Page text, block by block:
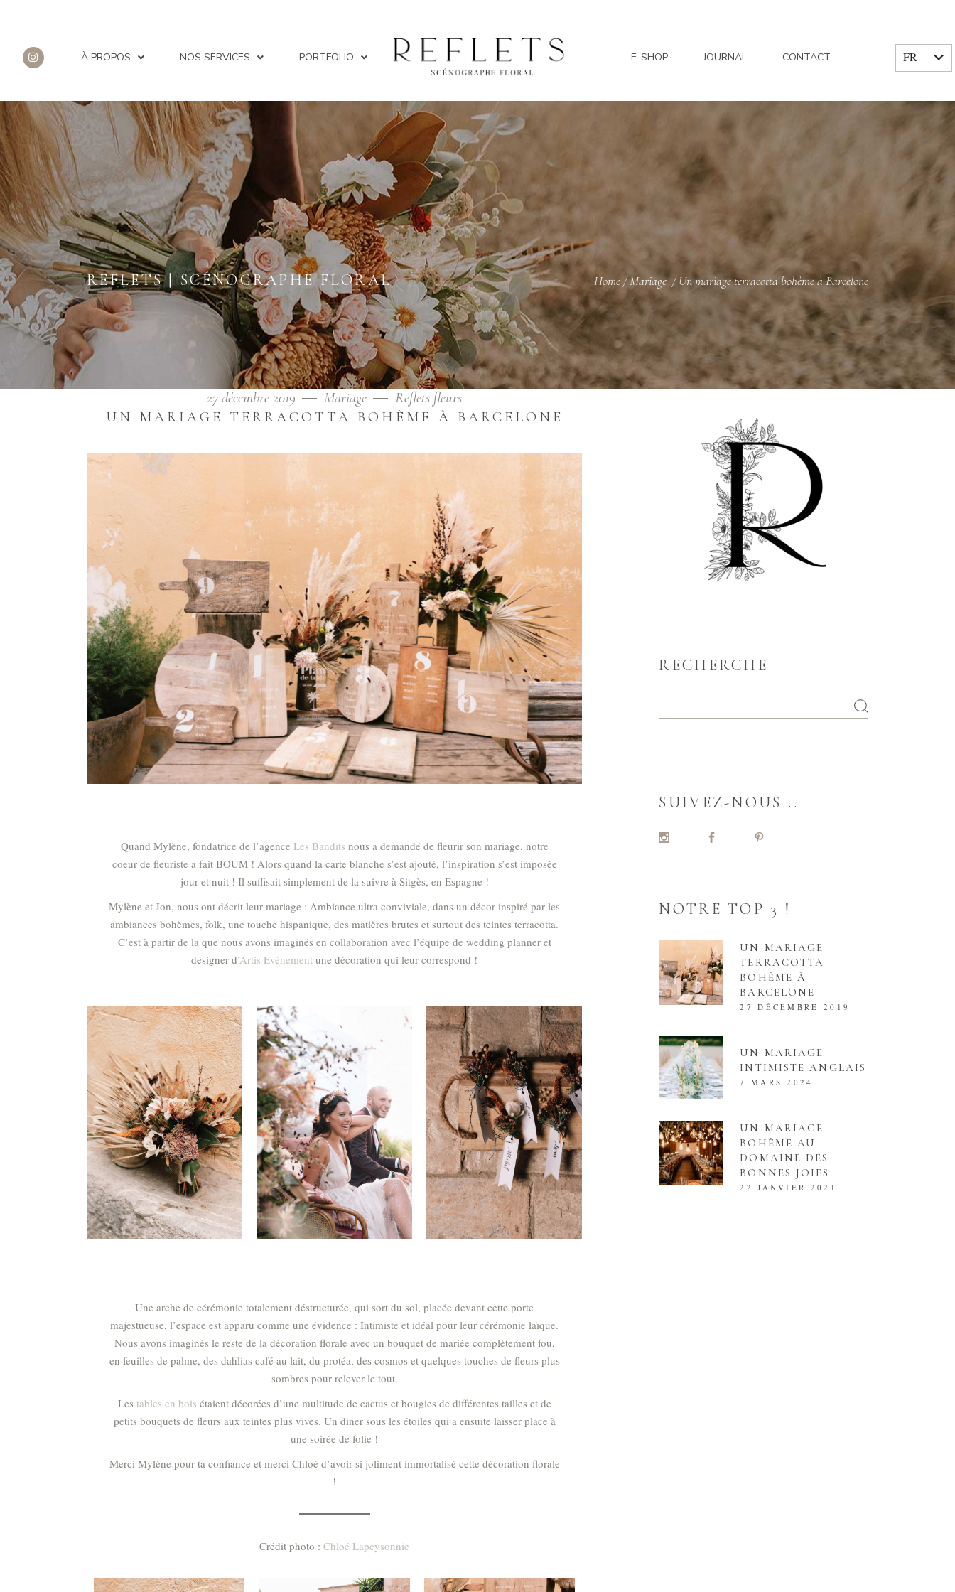
À PROPOS NOS SERVICES PORTFOLIO E-SHOP JOURNAL CONTACT
FR
REFLETS | SCÉNOGRAPHE FLORAL Home/Mariage/Un mariage terracotta bohème à Barcelone
27 décembre 2019 Mariage Reflets fleurs
UN MARIAGE TERRACOTTA BOHÈME À BARCELONE
Quand Mylène, fondatrice de l’agence Les Bandits nous a demandé de fleurir son mariage, notre
coeur de fleuriste a fait BOUM ! Alors quand la carte blanche s’est ajouté, l’inspiration s’est imposée
jour et nuit ! Il suffisait simplement de la suivre à Sitgès, en Espagne !
Mylène et Jon, nous ont décrit leur mariage : Ambiance ultra conviviale, dans un décor inspiré par les
ambiances bohèmes, folk, une touche hispanique, des matières brutes et surtout des teintes terracotta.
C’est à partir de la que nous avons imaginés en collaboration avec l’équipe de wedding planner et
designer d’Artis Evénement une décoration qui leur correspond !
Une arche de cérémonie totalement déstructurée, qui sort du sol, placée devant cette porte
majestueuse, l’espace est apparu comme une évidence : Intimiste et idéal pour leur cérémonie laïque.
Nous avons imaginés le reste de la décoration florale avec un bouquet de mariée complètement fou,
en feuilles de palme, des dahlias café au lait, du protéa, des cosmos et quelques touches de fleurs plus
sombres pour relever le tout.
Les tables en bois étaient décorées d’une multitude de cactus et bougies de différentes tailles et de
petits bouquets de fleurs aux teintes plus vives. Un diner sous les étoiles qui a ensuite laisser place à
une soirée de folie !
Merci Mylène pour ta confiance et merci Chloé d’avoir si joliment immortalisé cette décoration florale
!
Crédit photo : Chloé Lapeysonnie
RECHERCHE
SUIVEZ-NOUS...
NOTRE TOP 3 !
UN MARIAGE
TERRACOTTA
BOHÈME À
BARCELONE
27 DÉCEMBRE 2019
UN MARIAGE
INTIMISTE ANGLAIS
7 MARS 2024
UN MARIAGE
BOHÈME AU
DOMAINE DES
BONNES JOIES
22 JANVIER 2021